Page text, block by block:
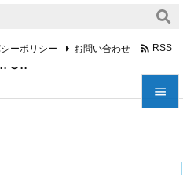


ーポリシー お問い合わせ  RSS